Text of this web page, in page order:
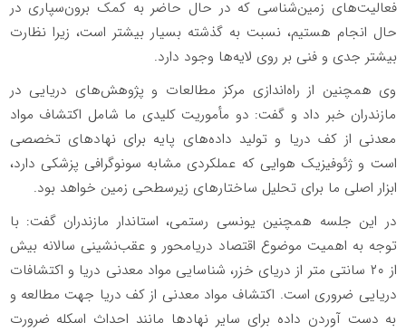
فعالیت‌های زمین‌شناسی که در حال حاضر به کمک برون‌سپاری در
حال انجام هستیم، نسبت به گذشته بسیار بیشتر است، زیرا نظارت
بیشتر جدی و فنی بر روی لایه‌ها وجود دارد.
وی همچنین از راه‌اندازی مرکز مطالعات و پژوهش‌های دریایی در
مازندران خبر داد و گفت: دو مأموریت کلیدی ما شامل اکتشاف مواد
معدنی از کف دریا و تولید داده‌های پایه برای نهادهای تخصصی
است و ژئوفیزیک هوایی که عملکردی مشابه سونوگرافی پزشکی دارد،
ابزار اصلی ما برای تحلیل ساختارهای زیرسطحی زمین خواهد بود.
در این جلسه همچنین یونسی رستمی، استاندار مازندران گفت: با
توجه به اهمیت موضوع اقتصاد دریامحور و عقب‌نشینی سالانه بیش
از ۲۰ سانتی متر از دریای خزر، شناسایی مواد معدنی دریا و اکتشافات
دریایی ضروری است. اکتشاف مواد معدنی از کف دریا جهت مطالعه و
به دست آوردن داده برای سایر نهادها مانند احداث اسکله ضرورت